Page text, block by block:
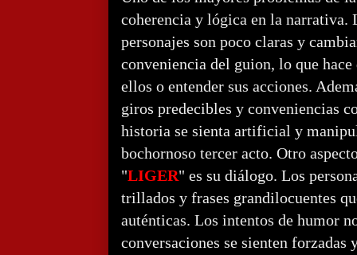
coherencia y lógica en la narrativa.
personajes son poco claras y
conveniencia del guion, lo que
ellos o entender sus acciones.
giros predecibles y conveniencias
historia se sienta artificial y
bochornoso tercer acto. Otro
"LIGER" es su diálogo. Los
trillados y frases grandilocuentes
auténticas. Los intentos de humor
conversaciones se sienten